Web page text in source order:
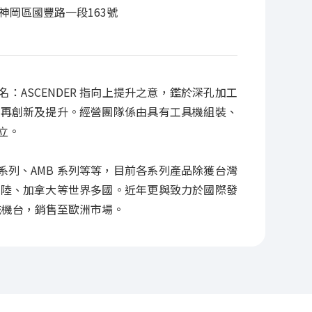
岡區國豐路一段163號
ASCENDER 指向上提升之意，鑑於深孔加工
創新及提升。經營團隊係由具有工具機組裝、
。
列、AMB 系列等等，目前各系列產品除獲台灣
、加拿大等世界多國。近年更與致力於國際發
台，銷售至歐洲市場。